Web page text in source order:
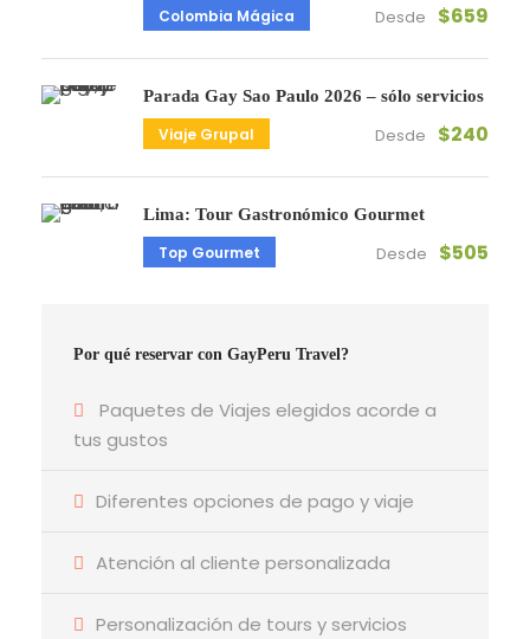
Colombia Mágica Desde $659
Parada Gay Sao Paulo 2026 – sólo servicios
Viaje Grupal Desde $240
Lima: Tour Gastronómico Gourmet
Top Gourmet Desde $505
Por qué reservar con GayPeru Travel?
Paquetes de Viajes elegidos acorde a
tus gustos
Diferentes opciones de pago y viaje
Atención al cliente personalizada
Personalización de tours y servicios